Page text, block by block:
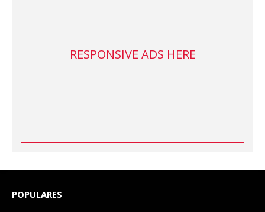
RESPONSIVE ADS HERE
POPULARES